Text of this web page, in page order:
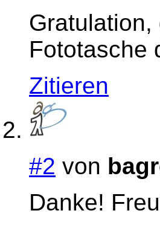
Fototasche
Zitieren
#2 von
Danke!